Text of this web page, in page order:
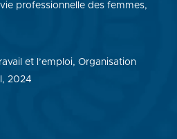
professionnelle des femmes,
et l’emploi, Organisation
2024